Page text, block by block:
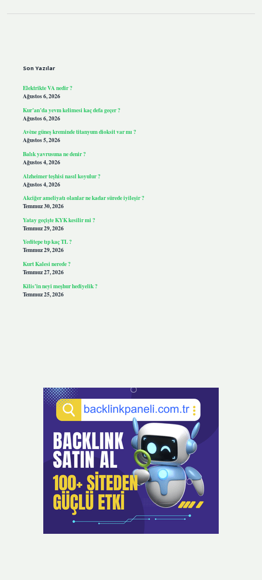
Son Yazılar
Elektrikte VA nedir ?
Ağustos 6, 2026
Kur’an’da yevm kelimesi kaç defa geçer ?
Ağustos 6, 2026
Avène güneş kreminde titanyum dioksit var mı ?
Ağustos 5, 2026
Balık yavrusuna ne denir ?
Ağustos 4, 2026
Alzheimer teşhisi nasıl koyulur ?
Ağustos 4, 2026
Akciğer ameliyatı olanlar ne kadar sürede iyileşir ?
Temmuz 30, 2026
Yatay geçişte KYK kesilir mi ?
Temmuz 29, 2026
Yeditepe tıp kaç TL ?
Temmuz 29, 2026
Kurt Kalesi nerede ?
Temmuz 27, 2026
Kilis’in neyi meşhur hediyelik ?
Temmuz 25, 2026